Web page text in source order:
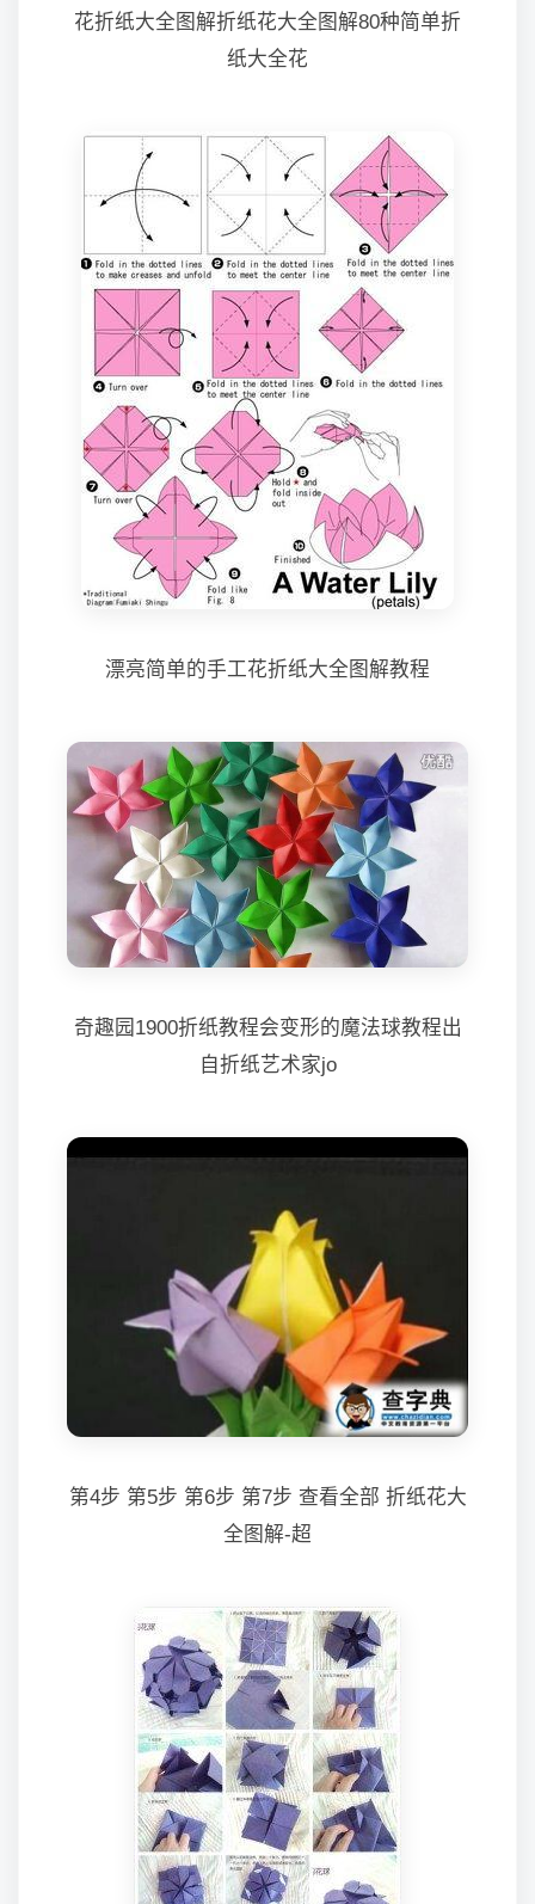
花折纸大全图解折纸花大全图解80种简单折
纸大全花
漂亮简单的手工花折纸大全图解教程
奇趣园1900折纸教程会变形的魔法球教程出
自折纸艺术家jo
第4步 第5步 第6步 第7步 查看全部 折纸花大
全图解-超